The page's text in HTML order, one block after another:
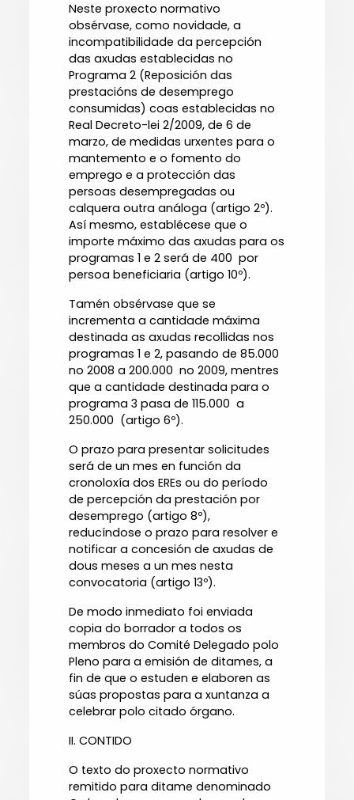
Neste proxecto normativo
obsérvase, como novidade, a
incompatibilidade da percepción
das axudas establecidas no
Programa 2 (Reposición das
prestacións de desemprego
consumidas) coas establecidas no
Real Decreto-lei 2/2009, de 6 de
marzo, de medidas urxentes para o
mantemento e o fomento do
emprego e a protección das
persoas desempregadas ou
calquera outra análoga (artigo 2º).
Así mesmo, establécese que o
importe máximo das axudas para os
programas 1 e 2 será de 400  por
persoa beneficiaria (artigo 10º).
Tamén obsérvase que se
incrementa a cantidade máxima
destinada as axudas recollidas nos
programas 1 e 2, pasando de 85.000 
no 2008 a 200.000  no 2009, mentres
que a cantidade destinada para o
programa 3 pasa de 115.000  a
250.000  (artigo 6º).
O prazo para presentar solicitudes
será de un mes en función da
cronoloxía dos EREs ou do período
de percepción da prestación por
desemprego (artigo 8º),
reducíndose o prazo para resolver e
notificar a concesión de axudas de
dous meses a un mes nesta
convocatoria (artigo 13º).
De modo inmediato foi enviada
copia do borrador a todos os
membros do Comité Delegado polo
Pleno para a emisión de ditames, a
fin de que o estuden e elaboren as
súas propostas para a xuntanza a
celebrar polo citado órgano.
II. CONTIDO
O texto do proxecto normativo
remitido para ditame denominado